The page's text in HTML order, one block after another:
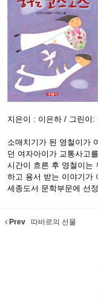
지은이 : 이은하 / 그린이:
소매치기가 된 영철이가
던 여자아이가 교통사고
시간이 흐른 후 영철이는
하고 용서 받는 이야기가
세종도서 문학부문에 선
Prev 따바르의 선물